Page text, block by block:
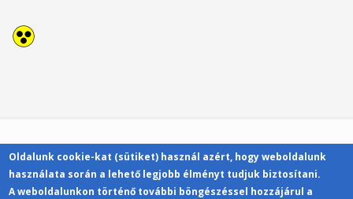
Kapcsolat
Oldalunk cookie-kat (sütiket) használ azért, hogy weboldalunk
használata során a lehető legjobb élményt tudjuk biztosítani.
A weboldalunkon történő további böngészéssel hozzájárul a